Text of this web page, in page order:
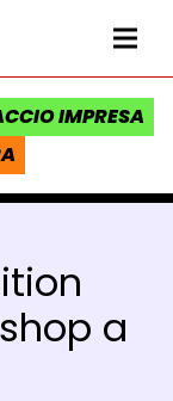
Toscana
IMPRESA
a